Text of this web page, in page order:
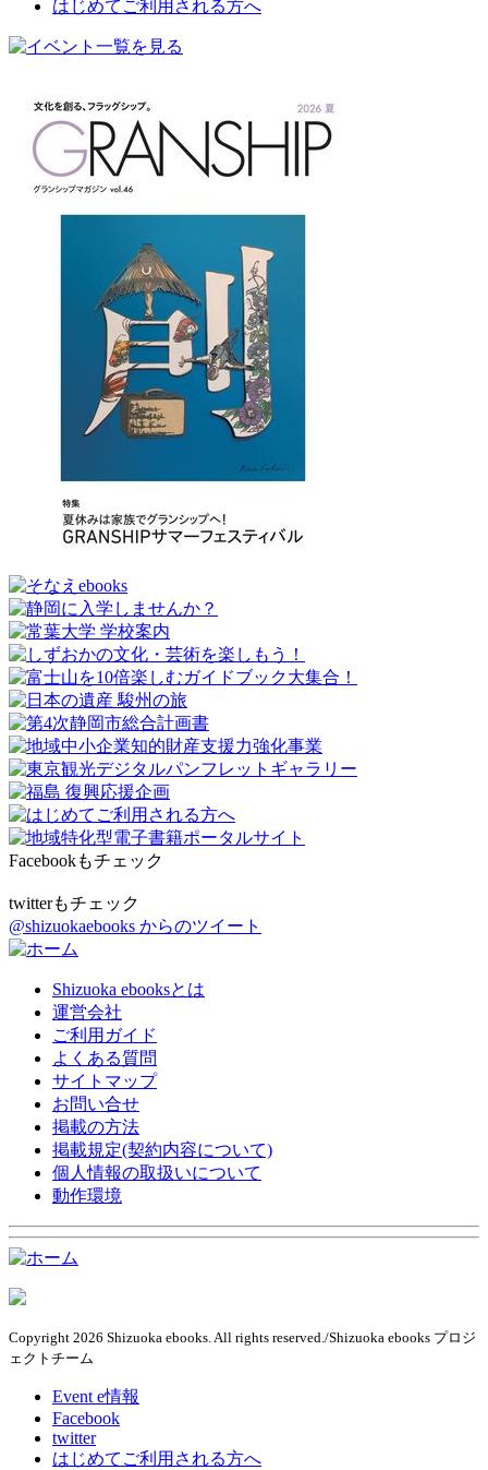
はじめてご利用される方へ
Facebookもチェック
twitterもチェック
@shizuokaebooks からのツイート
Shizuoka ebooksとは
運営会社
ご利用ガイド
よくある質問
サイトマップ
お問い合せ
掲載の方法
掲載規定(契約内容について)
個人情報の取扱いについて
動作環境
Copyright 2026 Shizuoka ebooks. All rights reserved./Shizuoka ebooks プロジ
ェクトチーム
Event e情報
Facebook
twitter
はじめてご利用される方へ